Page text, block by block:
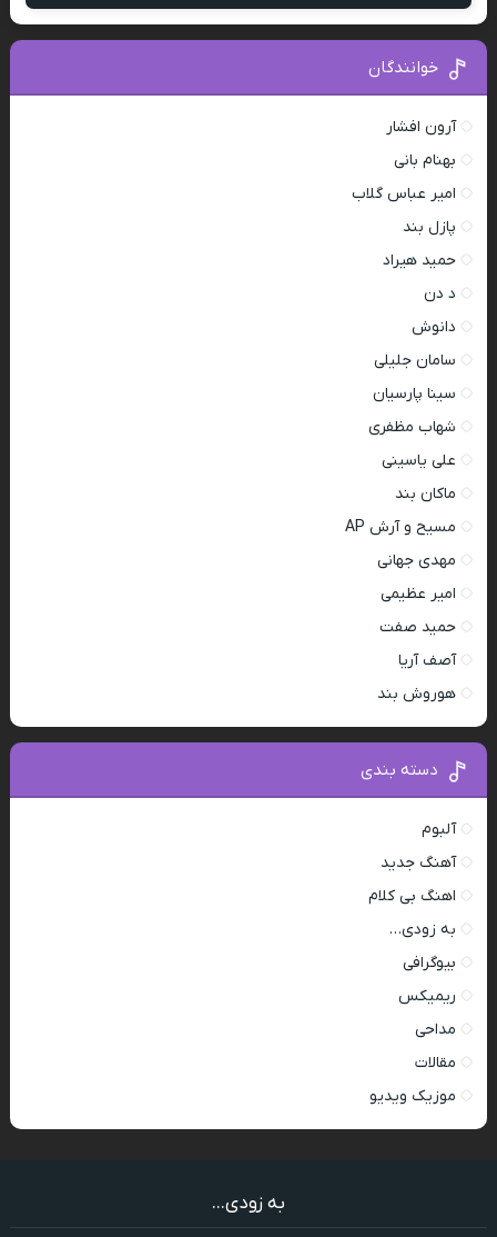
خوانندگان
آرون افشار
بهنام بانی
امیر عباس گلاب
پازل بند
حمید هیراد
د دن
دانوش
سامان جلیلی
سینا پارسیان
شهاب مظفری
علی یاسینی
ماکان بند
مسیح و آرش AP
مهدی جهانی
امیر عظیمی
حمید صفت
آصف آریا
هوروش بند
دسته بندی
آلبوم
آهنگ جدید
اهنگ بی کلام
به زودی…
بیوگرافی
ریمیکس
مداحی
مقالات
موزیک ویدیو
به زودی...